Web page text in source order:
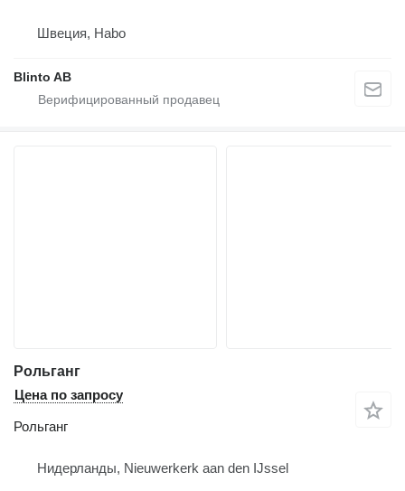
Швеция, Habo
Blinto AB
Рольганг
Цена по запросу
Рольганг
Нидерланды, Nieuwerkerk aan den IJssel